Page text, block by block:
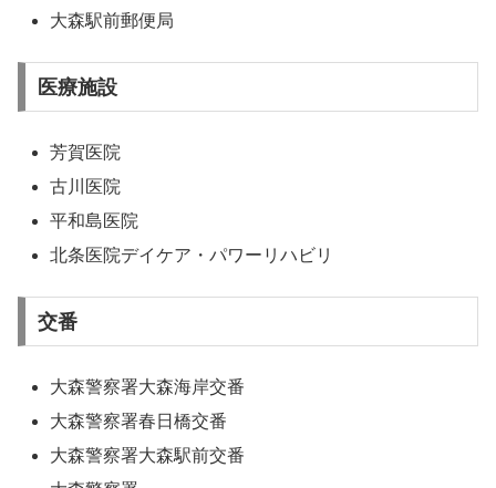
大森駅前郵便局
医療施設
芳賀医院
古川医院
平和島医院
北条医院デイケア・パワーリハビリ
交番
大森警察署大森海岸交番
大森警察署春日橋交番
大森警察署大森駅前交番